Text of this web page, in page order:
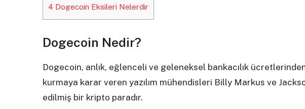
4 Dogecoin Eksileri Nelerdir
Dogecoin Nedir?
Dogecoin, anlık, eğlenceli ve geleneksel bankacılık
kurmaya karar veren yazılım mühendisleri Billy Markus ve
edilmiş bir kripto paradır.